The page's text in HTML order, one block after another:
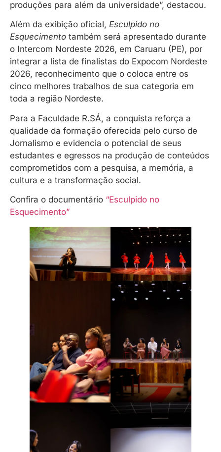
produções para além da universidade”, destacou.
Além da exibição oficial, Esculpido no
Esquecimento também será apresentado durante
o Intercom Nordeste 2026, em Caruaru (PE), por
integrar a lista de finalistas do Expocom Nordeste
2026, reconhecimento que o coloca entre os
cinco melhores trabalhos de sua categoria em
toda a região Nordeste.
Para a Faculdade R.SÁ, a conquista reforça a
qualidade da formação oferecida pelo curso de
Jornalismo e evidencia o potencial de seus
estudantes e egressos na produção de conteúdos
comprometidos com a pesquisa, a memória, a
cultura e a transformação social.
Confira o documentário “Esculpido no
Esquecimento”